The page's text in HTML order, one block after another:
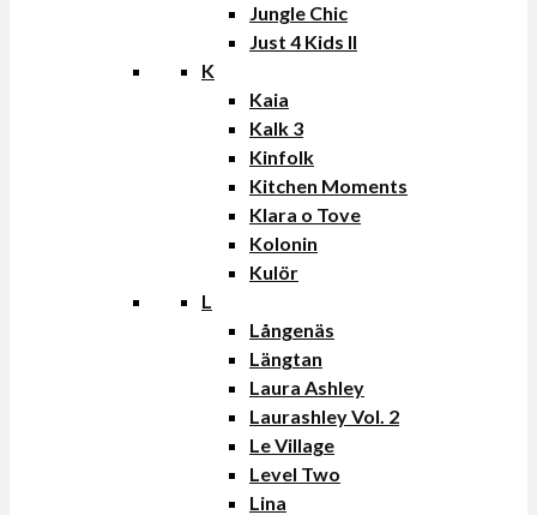
Jungle Chic
Just 4 Kids II
K
Kaia
Kalk 3
Kinfolk
Kitchen Moments
Klara o Tove
Kolonin
Kulör
L
Långenäs
Längtan
Laura Ashley
Laurashley Vol. 2
Le Village
Level Two
Lina